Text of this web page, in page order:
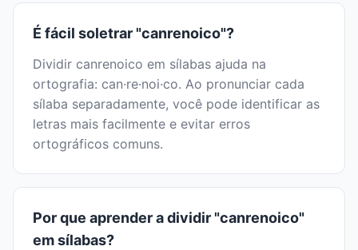
É fácil soletrar "canrenoico"?
Dividir canrenoico em sílabas ajuda na
ortografia: can·re·noi·co. Ao pronunciar cada
sílaba separadamente, você pode identificar as
letras mais facilmente e evitar erros
ortográficos comuns.
Por que aprender a dividir "canrenoico"
em sílabas?